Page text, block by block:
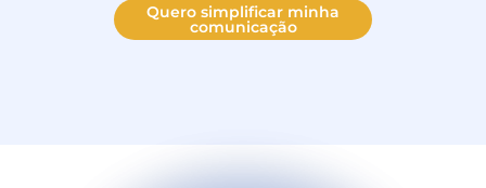
Quero simplificar minha
comunicação